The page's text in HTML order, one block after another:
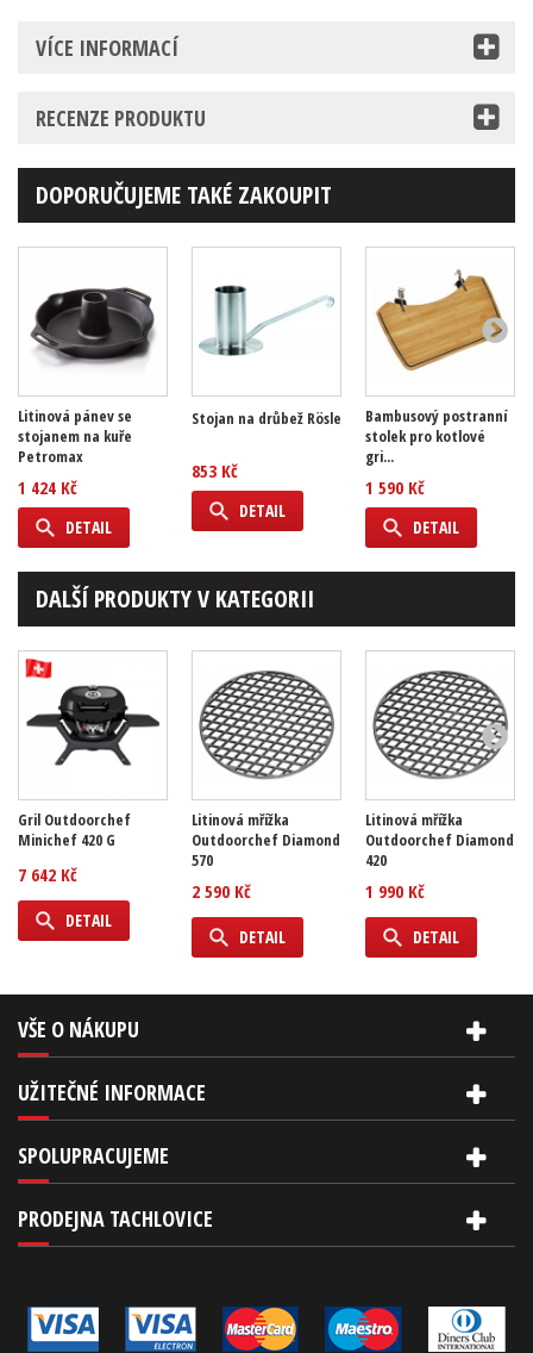
VÍCE INFORMACÍ
RECENZE PRODUKTU
DOPORUČUJEME TAKÉ ZAKOUPIT
Litinová pánev se
stojanem na kuře
Petromax
1 424 Kč
DETAIL
Stojan na drůbež Rösle
853 Kč
DETAIL
Bambusový postranní
stolek pro kotlové
gri...
1 590 Kč
DETAIL
DALŠÍ PRODUKTY V KATEGORII
Gril Outdoorchef
Minichef 420 G
7 642 Kč
DETAIL
Litinová mřížka
Outdoorchef Diamond
570
2 590 Kč
DETAIL
Litinová mřížka
Outdoorchef Diamond
420
1 990 Kč
DETAIL
VŠE O NÁKUPU
UŽITEČNÉ INFORMACE
SPOLUPRACUJEME
PRODEJNA TACHLOVICE